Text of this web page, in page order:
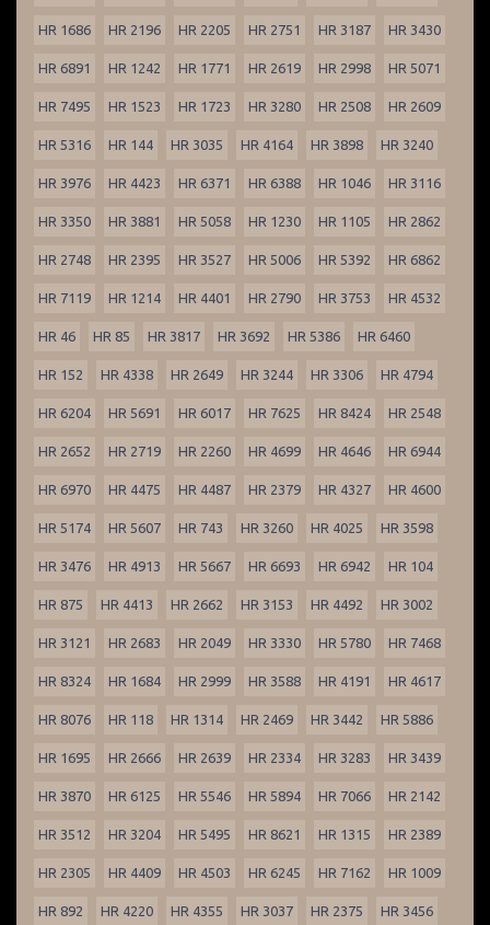
HR 1686 HR 2196 HR 2205 HR 2751 HR 3187 HR 3430
HR 6891 HR 1242 HR 1771 HR 2619 HR 2998 HR 5071
HR 7495 HR 1523 HR 1723 HR 3280 HR 2508 HR 2609
HR 5316 HR 144 HR 3035 HR 4164 HR 3898 HR 3240
HR 3976 HR 4423 HR 6371 HR 6388 HR 1046 HR 3116
HR 3350 HR 3881 HR 5058 HR 1230 HR 1105 HR 2862
HR 2748 HR 2395 HR 3527 HR 5006 HR 5392 HR 6862
HR 7119 HR 1214 HR 4401 HR 2790 HR 3753 HR 4532
HR 46 HR 85 HR 3817 HR 3692 HR 5386 HR 6460
HR 152 HR 4338 HR 2649 HR 3244 HR 3306 HR 4794
HR 6204 HR 5691 HR 6017 HR 7625 HR 8424 HR 2548
HR 2652 HR 2719 HR 2260 HR 4699 HR 4646 HR 6944
HR 6970 HR 4475 HR 4487 HR 2379 HR 4327 HR 4600
HR 5174 HR 5607 HR 743 HR 3260 HR 4025 HR 3598
HR 3476 HR 4913 HR 5667 HR 6693 HR 6942 HR 104
HR 875 HR 4413 HR 2662 HR 3153 HR 4492 HR 3002
HR 3121 HR 2683 HR 2049 HR 3330 HR 5780 HR 7468
HR 8324 HR 1684 HR 2999 HR 3588 HR 4191 HR 4617
HR 8076 HR 118 HR 1314 HR 2469 HR 3442 HR 5886
HR 1695 HR 2666 HR 2639 HR 2334 HR 3283 HR 3439
HR 3870 HR 6125 HR 5546 HR 5894 HR 7066 HR 2142
HR 3512 HR 3204 HR 5495 HR 8621 HR 1315 HR 2389
HR 2305 HR 4409 HR 4503 HR 6245 HR 7162 HR 1009
HR 892 HR 4220 HR 4355 HR 3037 HR 2375 HR 3456